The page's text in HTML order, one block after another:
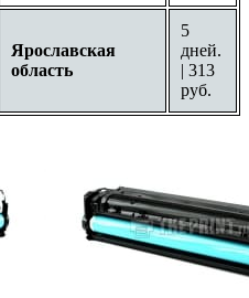
Ярославская
область
5
дней.
| 313
руб.